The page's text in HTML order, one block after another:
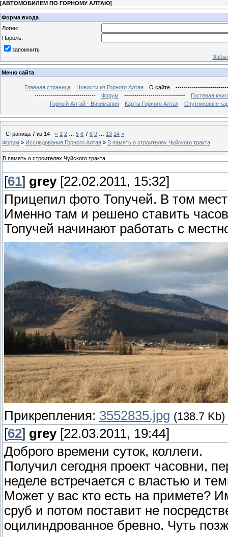
[АВТОМОБИЛЕМ ПО ГОРНОМУ АЛТАЮ]
Форма входа
Логин:
Пароль:
запомнить
Меню сайта
Главная страница Новости из Горного Алтая О сайте
------------------------------
Форум ------------------------------
Гостевая
Горный Алтай - Викимапия
Карты Горного Алтая Спутниковые
Страница 7 из 14 « 1 2 5 6 7 8 9 13 14 »
Форум » Исследования Горного Алтая » В память о строителях Чуйского тракта
В память о строителях Чуйского тракта
[61] grey[22.02.2011, 15:32]
Прицепил фото Топучей. В том
Именно там и решено ставить
Топучей начинают работать с
Прикрепления: 3552835.jpg (138.7 Kb)
[62] grey[22.03.2011, 19:44]
Доброго времени суток, коллеги.
Получил сегодня проект часовни,
неделе встречается с властью и
Может у вас кто есть на примете?
сруб и потом поставит не
оцилиндрованное бревно. Чуть